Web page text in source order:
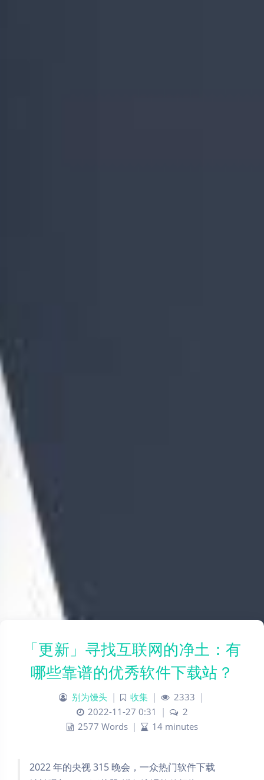
「更新」寻找互联网的净土：有
哪些靠谱的优秀软件下载站？
别为馒头 收集 2333
2022-11-27 0:31
2
2577 Words
14 minutes
2022 年的央视 315 晚会，一众热门软件下载